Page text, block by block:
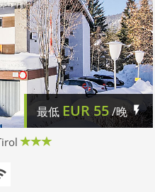
最低 EUR55/晚